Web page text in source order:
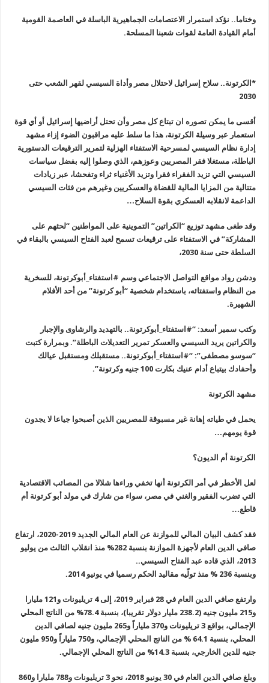
وختاما.. نؤكد استمرار الاعتصامات الجماهيرية الباسلة في العاصمة القومية
أمام القيادة العامة لقوات شعبنا المسلحة.
* الكرتونة.. سلاح إسرائيل لاحتلال مصر وأداة السيسي لقهر الشعب حتى
2030
أقسى ما يمكن تصوره ان تبتاع كل مصر وأن تحتل أراضيها إسرائيل أو أي قوة
استعمار عبر وسيلة الكرتونة، هذا ما سلط عليه مراقبون الضوء إزاء مشهد
إدارة نظام السيسي لمسرحية الاستفتاء الهزلية لتمرير الترقيعات الدستورية
الباطلة، مستغلا فقر المصريين وعوزهم، الذي وصلوا إليه بفضل سياسات
السيسي التي تزيد الفقراء فقرا وتزيد الأغنياء ثراء وتفحشا، عبر زيادات
متتالية من المزايا المالية للقضاة والعسكريين وغيرهم من فئات السيسي
الداعمة لانقلابه العسكري بقوة السلاح…
وقد طغى مشهد توزيع “الكراتين” التموينية على المواطنين “لحثهم على
المشاركة” في الاستفتاء على ترقيعات تسمح لعبد الفتاح السيسي بالبقاء في
السلطة حتى سنة 2030،
ودشن رواد مواقع التواصل الاجتماعي وسم #استفتاء_أبوكرتونة، للسخرية
من النظام واستفتائه، باستخدام شخصية “أبو كرتونة” من أحد الأفلام
الشهيرة.
وكتب سمير أسعد: “‌#استفتاء_أبوكرتونة.. بالتهديد والرشاوى والإجبار
والكراتين يريد السيسي والعسكر تمرير التعديلات الباطلة”. وبمرارة كتبت
“سوسو مصطفى”: “‌#استفتاء_أبوكرتونة.. مستقبلك ومستقبل عيالك
وأحفادك بيتباع أدام عنيك بكارت 100 جنيه وكرتونة”.
مشهد الكرتونة
يحمل في طياته إهانة غير مسبوقة للمصريين الذين أصبحوا جياعا لا يجدون
قوة يومهم…
الكرتونة أم الديون؟
لعل الأخطر في أمر الكرتونة أنها تخفي وراءها شلالا من المصائب الاقتصادية
التي تضرب الفقير والغني في مصر، سواء من شارك في مولد أبو كرتونة أم
قاطع…
فقد كشف البيان المالي للموازنة عن العام المالي الجديد 2019-2020، ارتفاع
صافي الدين العام لأجهزة الموازنة بنسبة 282% منذ انقلاب الثالث من يوليو
2013، الذي قاده عبد الفتاح السيسي..
وبنسبة 236 % منذ تولّيه مقاليد الحكم رسميا في يونيو 2014.
وارتفع صافي الدين العام في 28 فبراير 2019، إلى 4 تريليونات و121 مليارا
و215 مليون جنيه (238.2 مليار دولار تقريبا)، بنسبة 78.4% من الناتج المحلي
الإجمالي، بواقع 3 تريليونات و370 ملياراً و265 مليون جنيه لصافي الدين
المحلي، بنسبة 64.1 % من الناتج المحلي الإجمالي، و750 ملياراً و950 مليون
جنيه للدين الخارجي، بنسبة 14.3% من الناتج المحلي الإجمالي.
وبلغ صافي الدين العام في 30 يونيو 2018، نحو 3 تريليونات و788 مليارا و860